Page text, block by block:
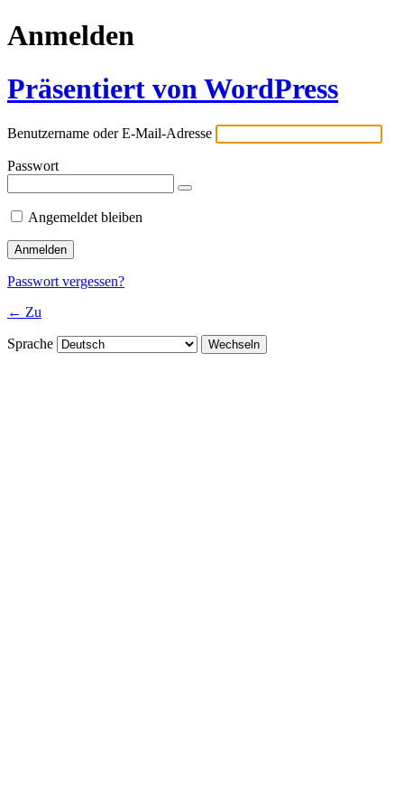
Anmelden
Präsentiert von WordPress
Benutzername oder E-Mail-Adresse
Passwort
Angemeldet bleiben
Passwort vergessen?
← Zu
Sprache